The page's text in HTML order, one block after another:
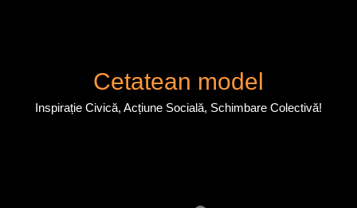
Cetatean model
Inspirație Civică, Acțiune Socială, Schimbare Colectivă!